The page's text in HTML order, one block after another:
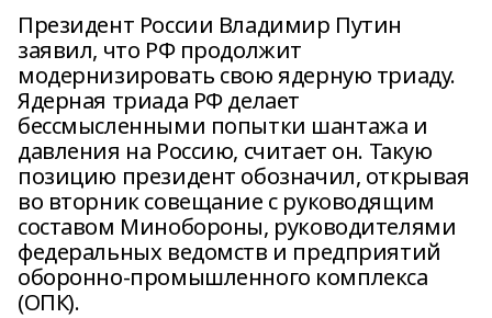
Президент России Владимир Путин
заявил, что РФ продолжит
модернизировать свою ядерную триаду.
Ядерная триада РФ делает
бессмысленными попытки шантажа и
давления на Россию, считает он. Такую
позицию президент обозначил, открывая
во вторник совещание с руководящим
составом Минобороны, руководителями
федеральных ведомств и предприятий
оборонно-промышленного комплекса
(ОПК).